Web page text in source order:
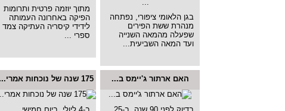
בגן הלאומי ציפורי, נפתחה
מנהרת ששת הפירים
שפעלה מהמאה השנייה
ועד המאה השביעית...
מתוך יוזמה פרטית ותרומות
הפיקה באחרונה העמותה
לידידי קיסריה העתיקה צמד
ספרי ...
האם ארתור ג'יימס ב... 175 שנה של נוכחות אמרי...